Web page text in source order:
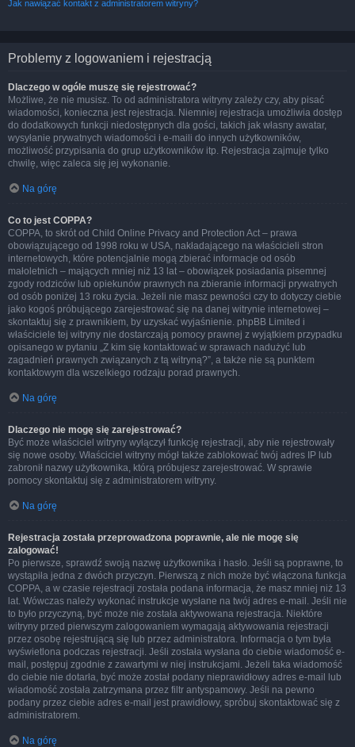
Jak nawiązać kontakt z administratorem witryny?
Problemy z logowaniem i rejestracją
Dlaczego w ogóle muszę się rejestrować?
Możliwe, że nie musisz. To od administratora witryny zależy czy, aby pisać
wiadomości, konieczna jest rejestracja. Niemniej rejestracja umożliwia dostęp
do dodatkowych funkcji niedostępnych dla gości, takich jak własny awatar,
wysyłanie prywatnych wiadomości i e-maili do innych użytkowników,
możliwość przypisania do grup użytkowników itp. Rejestracja zajmuje tylko
chwilę, więc zaleca się jej wykonanie.
Na górę
Co to jest COPPA?
COPPA, to skrót od Child Online Privacy and Protection Act – prawa
obowiązującego od 1998 roku w USA, nakładającego na właścicieli stron
internetowych, które potencjalnie mogą zbierać informacje od osób
małoletnich – mających mniej niż 13 lat – obowiązek posiadania pisemnej
zgody rodziców lub opiekunów prawnych na zbieranie informacji prywatnych
od osób poniżej 13 roku życia. Jeżeli nie masz pewności czy to dotyczy ciebie
jako kogoś próbującego zarejestrować się na danej witrynie internetowej –
skontaktuj się z prawnikiem, by uzyskać wyjaśnienie. phpBB Limited i
właściciele tej witryny nie dostarczają pomocy prawnej z wyjątkiem przypadku
opisanego w pytaniu „Z kim się kontaktować w sprawach nadużyć lub
zagadnień prawnych związanych z tą witryną?”, a także nie są punktem
kontaktowym dla wszelkiego rodzaju porad prawnych.
Na górę
Dlaczego nie mogę się zarejestrować?
Być może właściciel witryny wyłączył funkcję rejestracji, aby nie rejestrowały
się nowe osoby. Właściciel witryny mógł także zablokować twój adres IP lub
zabronił nazwy użytkownika, którą próbujesz zarejestrować. W sprawie
pomocy skontaktuj się z administratorem witryny.
Na górę
Rejestracja została przeprowadzona poprawnie, ale nie mogę się
zalogować!
Po pierwsze, sprawdź swoją nazwę użytkownika i hasło. Jeśli są poprawne, to
wystąpiła jedna z dwóch przyczyn. Pierwszą z nich może być włączona funkcja
COPPA, a w czasie rejestracji została podana informacja, że masz mniej niż 13
lat. Wówczas należy wykonać instrukcje wysłane na twój adres e-mail. Jeśli nie
to było przyczyną, być może nie została aktywowana rejestracja. Niektóre
witryny przed pierwszym zalogowaniem wymagają aktywowania rejestracji
przez osobę rejestrującą się lub przez administratora. Informacja o tym była
wyświetlona podczas rejestracji. Jeśli została wysłana do ciebie wiadomość e-
mail, postępuj zgodnie z zawartymi w niej instrukcjami. Jeżeli taka wiadomość
do ciebie nie dotarła, być może został podany nieprawidłowy adres e-mail lub
wiadomość została zatrzymana przez filtr antyspamowy. Jeśli na pewno
podany przez ciebie adres e-mail jest prawidłowy, spróbuj skontaktować się z
administratorem.
Na górę